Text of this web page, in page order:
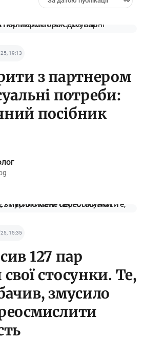
19:13
з партнером
потреби:
посібник
15:35
127 пар
стосунки. Те,
змусило